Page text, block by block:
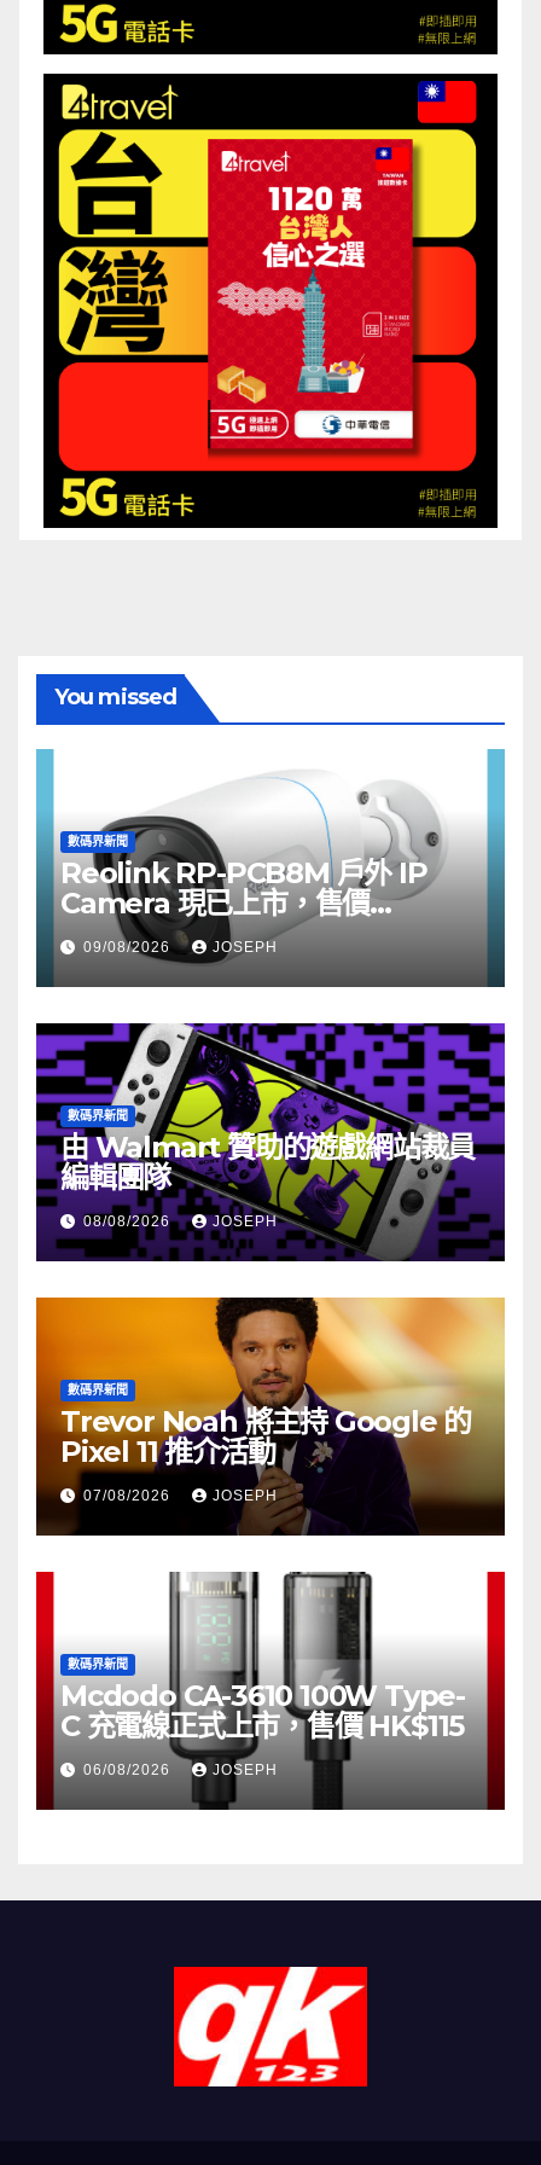
You missed
數碼界新聞
Reolink RP-PCB8M 戶外 IP
Camera 現已上市，售價
HK$722
09/08/2026 JOSEPH
數碼界新聞
由 Walmart 贊助的遊戲網站裁員
編輯團隊
08/08/2026 JOSEPH
數碼界新聞
Trevor Noah 將主持 Google 的
Pixel 11 推介活動
07/08/2026 JOSEPH
數碼界新聞
Mcdodo CA-3610 100W Type-
C 充電線正式上市，售價 HK$115
06/08/2026 JOSEPH